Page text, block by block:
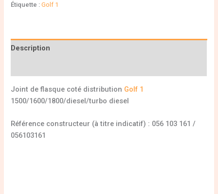
Étiquette :Golf 1
Description
Joint de flasque coté distribution Golf 1
1500/1600/1800/diesel/turbo diesel
Référence constructeur (à titre indicatif) : 056 103 161 /
056103161